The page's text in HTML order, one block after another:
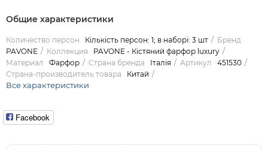
Общие характеристики
Количество персон Кількість персон: 1; в наборі: 3 шт
Бренд
PAVONE
Коллекция
PAVONE - Кістяний фарфор luxury
Материал
Фарфор Страна бренда Італія Артикул
451530
Страна-производитель товара
Китай
Все характеристики
Facebook